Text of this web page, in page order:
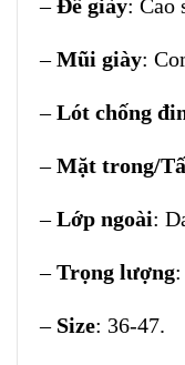
–Đế giày: Cao
–Mũi giày:
–Lót chống
–Mặt trong/
–Lớp ngoài:
–Trọng lượng
– Size: 36-47.